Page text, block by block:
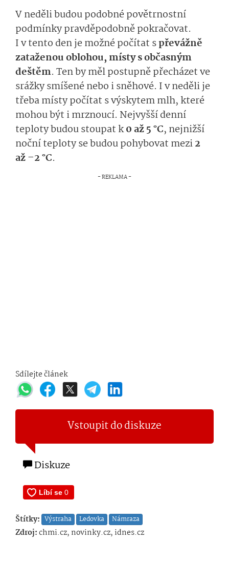
V neděli budou podobné povětrnostní
podmínky pravděpodobně pokračovat.
I v tento den je možné počítat spřevážně
zataženou oblohou, místy s občasným
deštěm. Ten by měl postupně přecházet ve
srážky smíšené nebo i sněhové. I v neděli je
třeba místy počítat s výskytem mlh, které
mohou být i mrznoucí. Nejvyšší denní
teploty budou stoupat k0 až 5 °C, nejnižší
noční teploty se budou pohybovat mezi2
až –2 °C.
Sdílejte článek
Vstoupit do diskuze
Diskuze
Štítky: Výstraha Ledovka Námraza
Zdroj:chmi.cz, novinky.cz, idnes.cz